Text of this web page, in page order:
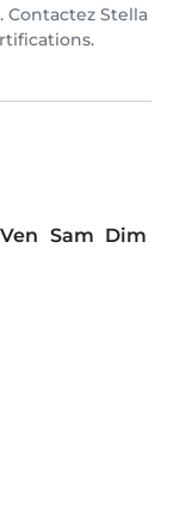
Contactez Stella
Ven Sam Dim